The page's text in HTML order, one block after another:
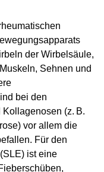
der Wirbelsäule,
Sehnen und
bei den
(z. B.
vor allem die
Für den
ist eine